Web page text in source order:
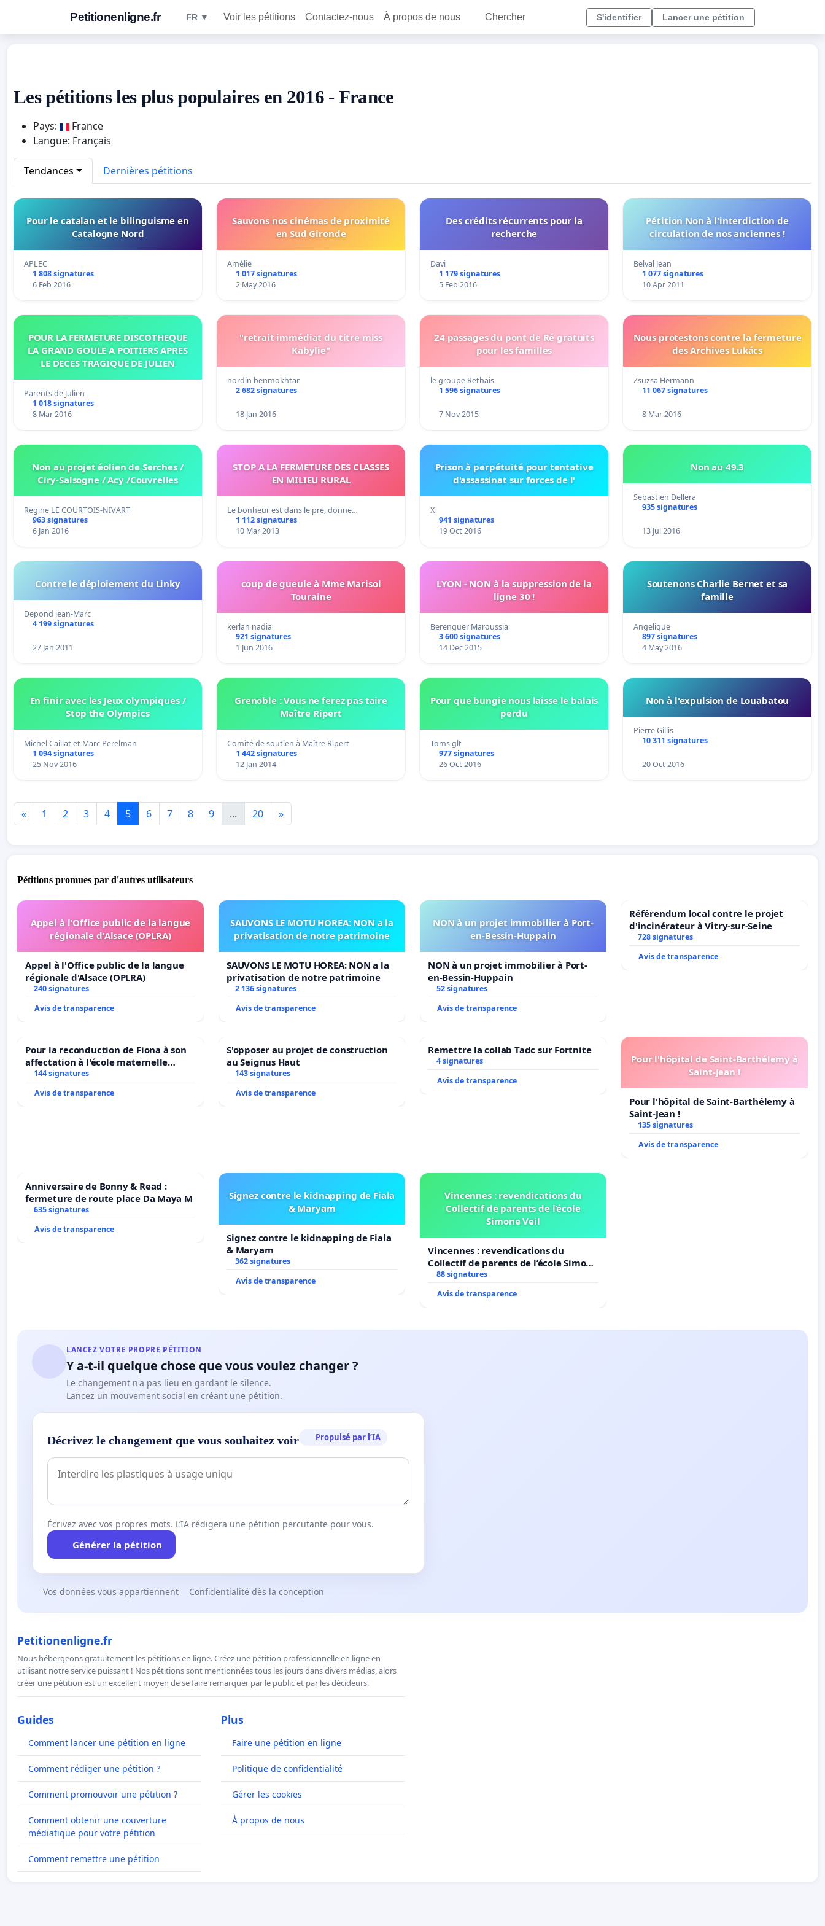
Petitionenligne.fr FR ▼ Voir les pétitions Contactez-nous À propos de nous Chercher S'identifier Lancer une pétition
Les pétitions les plus populaires en 2016 - France
Pays:
France
Langue: Français
Tendances Dernières pétitions
Pour le catalan et le bilinguisme en
Catalogne Nord
APLEC
1 808 signatures
6 Feb 2016
Sauvons nos cinémas de proximité
en Sud Gironde
Amélie
1 017 signatures
2 May 2016
Des crédits récurrents pour la
recherche
Davi
1 179 signatures
5 Feb 2016
Pétition Non à l'interdiction de
circulation de nos anciennes !
Belval Jean
1 077 signatures
10 Apr 2011
POUR LA FERMETURE DISCOTHEQUE
LA GRAND GOULE A POITIERS APRES
LE DECES TRAGIQUE DE JULIEN
Parents de Julien
1 018 signatures
8 Mar 2016
"retrait immédiat du titre miss
Kabylie"
nordin benmokhtar
2 682 signatures
18 Jan 2016
24 passages du pont de Ré gratuits
pour les familles
le groupe Rethais
1 596 signatures
7 Nov 2015
Nous protestons contre la fermeture
des Archives Lukács
Zsuzsa Hermann
11 067 signatures
8 Mar 2016
Non au projet éolien de Serches /
Ciry-Salsogne / Acy /Couvrelles
Régine LE COURTOIS-NIVART
963 signatures
6 Jan 2016
STOP A LA FERMETURE DES CLASSES
EN MILIEU RURAL
Le bonheur est dans le pré, donne…
1 112 signatures
10 Mar 2013
Prison à perpétuité pour tentative
d'assassinat sur forces de l'
X
941 signatures
19 Oct 2016
Non au 49.3
Sebastien Dellera
935 signatures
13 Jul 2016
Contre le déploiement du Linky
Depond jean-Marc
4 199 signatures
27 Jan 2011
coup de gueule à Mme Marisol
Touraine
kerlan nadia
921 signatures
1 Jun 2016
LYON - NON à la suppression de la
ligne 30 !
Berenguer Maroussia
3 600 signatures
14 Dec 2015
Soutenons Charlie Bernet et sa
famille
Angelique
897 signatures
4 May 2016
En finir avec les Jeux olympiques /
Stop the Olympics
Michel Caillat et Marc Perelman
1 094 signatures
25 Nov 2016
Grenoble : Vous ne ferez pas taire
Maître Ripert
Comité de soutien à Maître Ripert
1 442 signatures
12 Jan 2014
Pour que bungie nous laisse le balais
perdu
Toms glt
977 signatures
26 Oct 2016
Non à l'expulsion de Louabatou
Pierre Gillis
10 311 signatures
20 Oct 2016
« 1 2 3 4 5 6 7 8 9 ... 20 »
Pétitions promues par d'autres utilisateurs
Appel à l'Office public de la langue
régionale d'Alsace (OPLRA)
Appel à l'Office public de la langue
régionale d'Alsace (OPLRA)
240 signatures
Avis de transparence
SAUVONS LE MOTU HOREA: NON a la
privatisation de notre patrimoine
SAUVONS LE MOTU HOREA: NON a la
privatisation de notre patrimoine
2 136 signatures
Avis de transparence
NON à un projet immobilier à Port-
en-Bessin-Huppain
NON à un projet immobilier à Port-
en-Bessin-Huppain
52 signatures
Avis de transparence
Référendum local contre le projet
d'incinérateur à Vitry-sur-Seine
728 signatures
Avis de transparence
Pour la reconduction de Fiona à son
affectation à l'école maternelle
LAMARTINE auprès de Léo N. en
2026/2027
144 signatures
Avis de transparence
S'opposer au projet de construction
au Seignus Haut
143 signatures
Avis de transparence
Remettre la collab Tadc sur Fortnite
4 signatures
Avis de transparence
Pour l'hôpital de Saint-Barthélemy à
Saint-Jean !
Pour l'hôpital de Saint-Barthélemy à
Saint-Jean !
135 signatures
Avis de transparence
Anniversaire de Bonny & Read :
fermeture de route place Da Maya M
635 signatures
Avis de transparence
Signez contre le kidnapping de Fiala
& Maryam
Signez contre le kidnapping de Fiala
& Maryam
362 signatures
Avis de transparence
Vincennes : revendications du
Collectif de parents de l’école
Simone Veil
Vincennes : revendications du
Collectif de parents de l’école Simone
Veil
88 signatures
Avis de transparence
LANCEZ VOTRE PROPRE PÉTITION
Y a-t-il quelque chose que vous voulez changer ?
Le changement n'a pas lieu en gardant le silence.
Lancez un mouvement social en créant une pétition.
Décrivez le changement que vous souhaitez voir Propulsé par l’IA
Écrivez avec vos propres mots. L’IA rédigera une pétition percutante pour vous.
Générer la pétition
Vos données vous appartiennent Confidentialité dès la conception
Petitionenligne.fr
Nous hébergeons gratuitement les pétitions en ligne. Créez une pétition professionnelle en ligne en
utilisant notre service puissant ! Nos pétitions sont mentionnées tous les jours dans divers médias, alors
créer une pétition est un excellent moyen de se faire remarquer par le public et par les décideurs.
Guides
Comment lancer une pétition en ligne
Comment rédiger une pétition ?
Comment promouvoir une pétition ?
Comment obtenir une couverture
médiatique pour votre pétition
Comment remettre une pétition
Plus
Faire une pétition en ligne
Politique de confidentialité
Gérer les cookies
À propos de nous